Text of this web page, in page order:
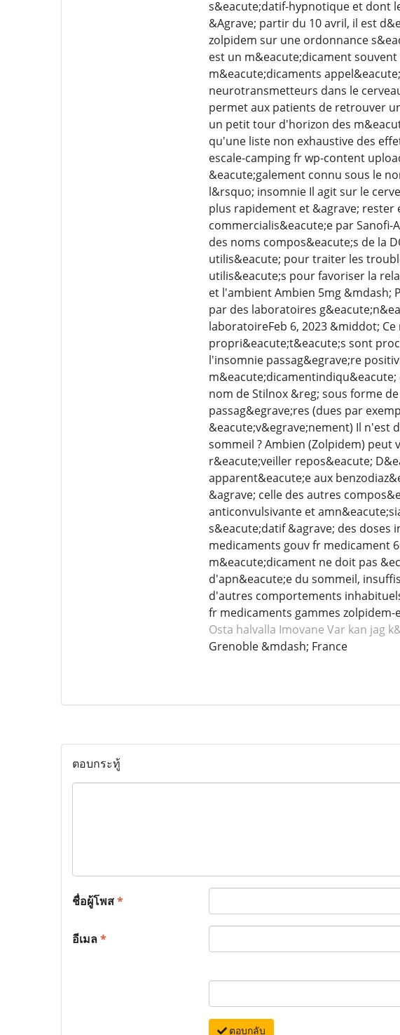
s&eacute;datif-hypnotique et dont
&Agrave; partir du 10 avril, il est
zolpidem sur une ordonnance
est un m&eacute;dicament
m&eacute;dicaments
neurotransmetteurs dans le
permet aux patients de retrouver
un petit tour d'horizon des
qu'une liste non exhaustive des
escale-camping fr wp-content
&eacute;galement connu sous le
l&rsquo; insomnie Il agit sur le
plus rapidement et &agrave; rester
commercialis&eacute;e par
des noms compos&eacute;s de la
utilis&eacute; pour traiter les
utilis&eacute;s pour favoriser la
et l'ambient Ambien 5mg &mdash;
par des laboratoires
laboratoireFeb 6, 2023 &middot;
propri&eacute;t&eacute;s sont
l'insomnie passag&egrave;re
nom de Stilnox &reg; sous forme
passag&egrave;res (dues par
&eacute;v&egrave;nement) Il n'est
sommeil ? Ambien (Zolpidem)
r&eacute;veiller repos&eacute;
apparent&eacute;e aux
&agrave; celle des autres
anticonvulsivante et
s&eacute;datif &agrave; des
medicaments gouv fr medicament
m&eacute;dicament ne doit pas
d'apn&eacute;e du sommeil,
d'autres comportements
fr medicaments gammes zolpidem-
Osta halvalla Imovane Var kan jag
Grenoble &mdash; France
ตอบกระทู้
ชื่อผู้โพส*
อีเมล*
ตอบกลับ